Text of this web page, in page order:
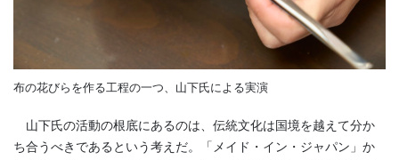
布の花びらを作る工程の一つ、山下氏による実演
山下氏の活動の根底にあるのは、伝統文化は国境を越えて分か
ち合うべきであるという考えだ。「メイド・イン・ジャパン」か